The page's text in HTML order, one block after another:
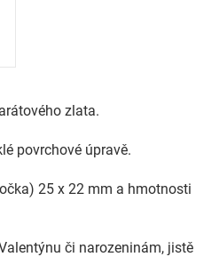
zlata.
povrchové úpravě.
25 x 22 mm a hmotnosti
či narozeninám, jistě